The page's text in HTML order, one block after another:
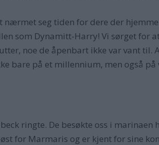
nærmet seg tiden for dere der
som Dynamitt-Harry! Vi sørget for
noe de åpenbart ikke var vant til.
bare på et millennium, men også
ringte. De besøkte oss i marinaen
for Marmaris og er kjent for sine